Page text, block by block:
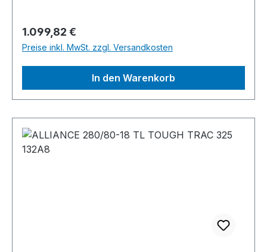
Regulärer Preis:
1.099,82 €
Preise inkl. MwSt. zzgl. Versandkosten
In den Warenkorb